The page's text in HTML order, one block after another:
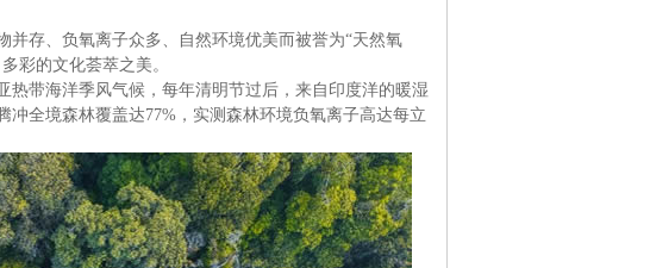
存、负氧离子众多、自然环境优美而被誉为“天然氧
彩的文化荟萃之美。
带海洋季风气候，每年清明节过后，来自印度洋的暖湿
全境森林覆盖达77%，实测森林环境负氧离子高达每立